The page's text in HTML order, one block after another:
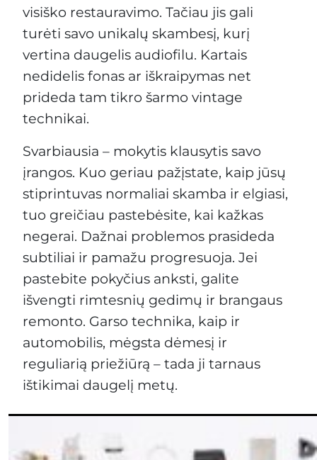
visiško restauravimo. Tačiau jis gali
turėti savo unikalų skambesį, kurį
vertina daugelis audiofilu. Kartais
nedidelis fonas ar iškraipymas net
prideda tam tikro šarmo vintage
technikai.
Svarbiausia – mokytis klausytis savo
įrangos. Kuo geriau pažįstate, kaip jūsų
stiprintuvas normaliai skamba ir elgiasi,
tuo greičiau pastebėsite, kai kažkas
negerai. Dažnai problemos prasideda
subtiliai ir pamažu progresuoja. Jei
pastebite pokyčius anksti, galite
išvengti rimtesnių gedimų ir brangaus
remonto. Garso technika, kaip ir
automobilis, mėgsta dėmesį ir
reguliarią priežiūrą – tada ji tarnaus
ištikimai daugelį metų.